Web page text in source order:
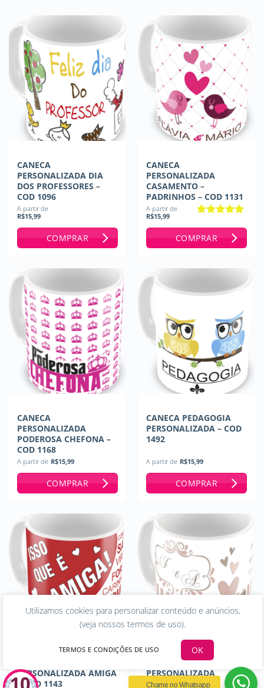
CANECA
PERSONALIZADA DIA
DOS PROFESSORES –
COD 1096
A partir de
R$15,99
COMPRAR
CANECA
PERSONALIZADA
CASAMENTO –
PADRINHOS – COD 1131
A partir de
R$15,99
COMPRAR
CANECA
PERSONALIZADA
PODEROSA CHEFONA –
COD 1168
A partir de R$15,99
COMPRAR
CANECA PEDAGOGIA
PERSONALIZADA – COD
1492
A partir de R$15,99
COMPRAR
PERSONALIZADA AMIGA
– COD 1143
PERSONALIZADA
CASAMENTO –
Chame no Whatsapp
Utilizamos cookies para personalizar conteúdo e anúncios,
(veja nossos termos de uso).
TERMOS E CONDIÇÕES DE USO OK